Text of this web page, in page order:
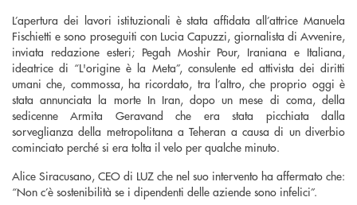
L’apertura dei lavori istituzionali è stata affidata all’attrice Manuela
Fischietti e sono proseguiti con Lucia Capuzzi, giornalista di Avvenire,
inviata redazione esteri; Pegah Moshir Pour, Iraniana e Italiana,
ideatrice di “L'origine è la Meta”, consulente ed attivista dei diritti
umani che, commossa, ha ricordato, tra l’altro, che proprio oggi è
stata annunciata la morte In Iran, dopo un mese di coma, della
sedicenne Armita Geravand che era stata picchiata dalla
sorveglianza della metropolitana a Teheran a causa di un diverbio
cominciato perché si era tolta il velo per qualche minuto.
Alice Siracusano, CEO di LUZ che nel suo intervento ha affermato che:
“Non c’è sostenibilità se i dipendenti delle aziende sono infelici”.